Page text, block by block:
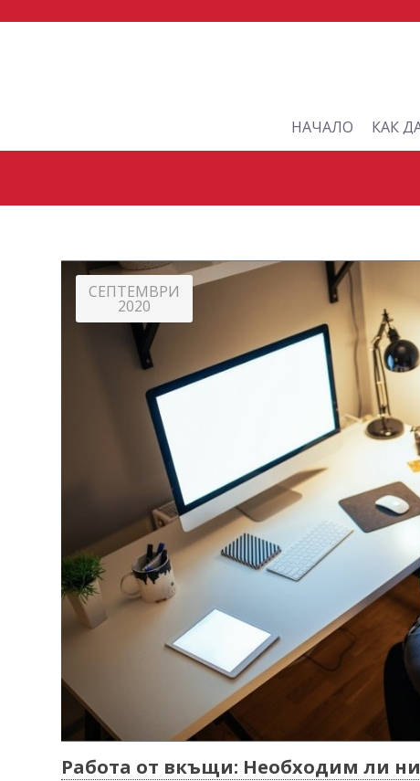
НАЧАЛО КАК
СЕПТЕМВРИ
2020
Работа от вкъщи: Необходим ли